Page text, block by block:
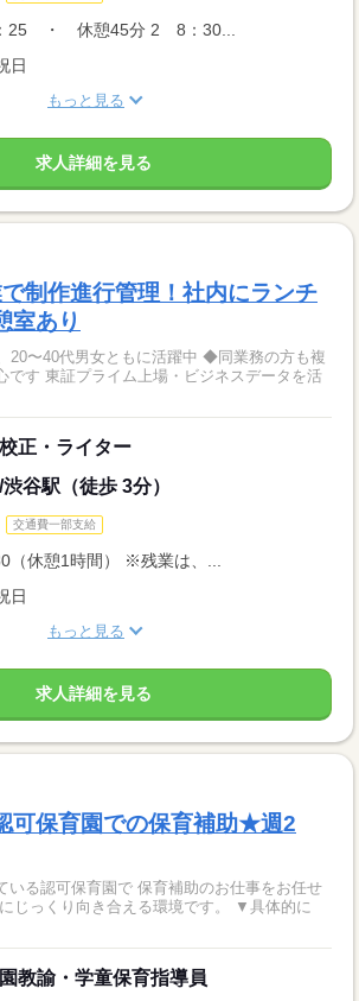
25 ・ 休憩45分 2 8：30...
日
もっと見る
求人詳細を見る
制作進行管理！社内にランチ
室あり
20〜40代男女ともに活躍中 ◆同業務の方も複
データを活
正・ライター
谷駅（徒歩 3分）
交通費一部支給
（休憩1時間） ※残業は、...
日
もっと見る
求人詳細を見る
可保育園での保育補助★週2
いる認可保育園で 保育補助のお仕事をお任せ
くり向き合える環境です。 ▼具体的に
教諭・学童保育指導員